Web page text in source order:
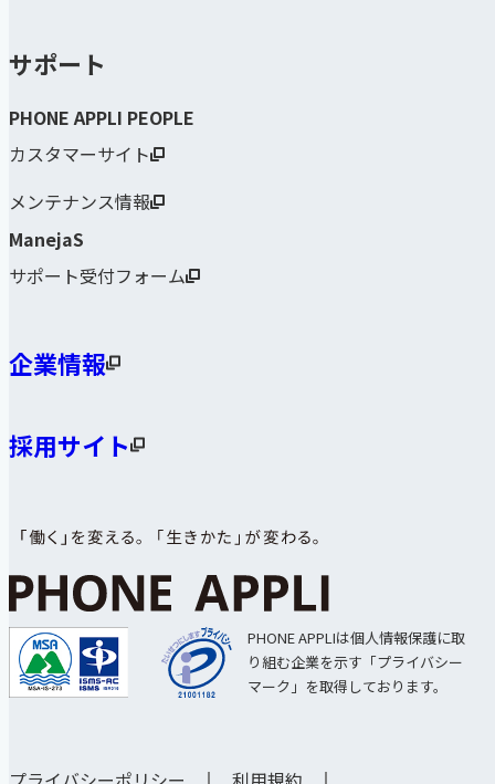
サポート
PHONE APPLI PEOPLE
カスタマーサイト
メンテナンス情報
ManejaS
サポート受付フォーム
企業情報
採用サイト
PHONE APPLIは個人情報保護に取
り組む企業を示す「プライバシー
マーク」を取得しております。